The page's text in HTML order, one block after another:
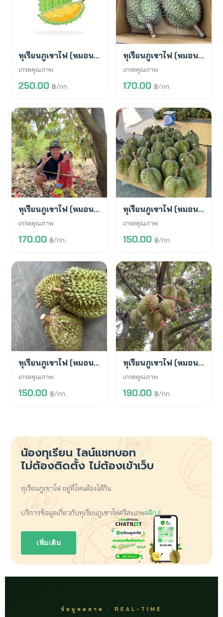
สั่งจองล่วงหน้า ทุเรียนภูเขาไฟ (หมอนทอง)
เกรดคุณภาพ
250.00 ฿/กก.
พร้อมขาย ทุเรียนภูเขาไฟ (หมอนทอง)
เกรดคุณภาพ
170.00 ฿/กก.
พร้อมขาย ทุเรียนภูเขาไฟ (หมอนทอง)
เกรดคุณภาพ
170.00 ฿/กก.
พร้อมขาย ทุเรียนภูเขาไฟ (หมอนทอง)
เกรดคุณภาพ
150.00 ฿/กก.
สั่งจองล่วงหน้า ทุเรียนภูเขาไฟ (หมอนทอง)
เกรดคุณภาพ
150.00 ฿/กก.
สั่งจองล่วงหน้า ทุเรียนภูเขาไฟ (หมอนทอง)
เกรดคุณภาพ
190.00 ฿/กก.
น้องทุเรียน ไลน์แชทบอท
ไม่ต้องติดตั้ง ไม่ต้องเข้าเว็บ
ทุเรียนภูเขาไฟ อยู่ที่ไหนต้องได้กิน
บริการข้อมูลเกี่ยวกับทุเรียนภูเขาไฟศรีสะเกษคลิก !!
เพิ่มเติม
ข้อมูลตลาด · REAL-TIME